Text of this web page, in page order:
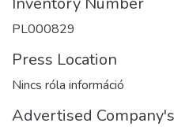
PL000829
Press Location
Nincs róla információ
Advertised